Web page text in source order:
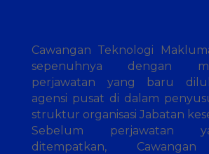
Cawangan Teknologi
sepenuhnya dengan
perjawatan yang baru
agensi pusat di dalam
struktur organisasi Jabatan
Sebelum perjawatan
ditempatkan,